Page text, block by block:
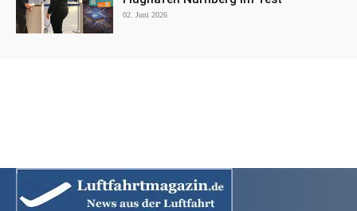
02. Juni 2026